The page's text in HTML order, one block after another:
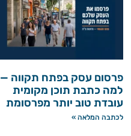
פרסום עסק בפתח תקווה —
למה כתבת תוכן מקומית
עובדת טוב יותר מפרסומת
לכתבה המלאה »